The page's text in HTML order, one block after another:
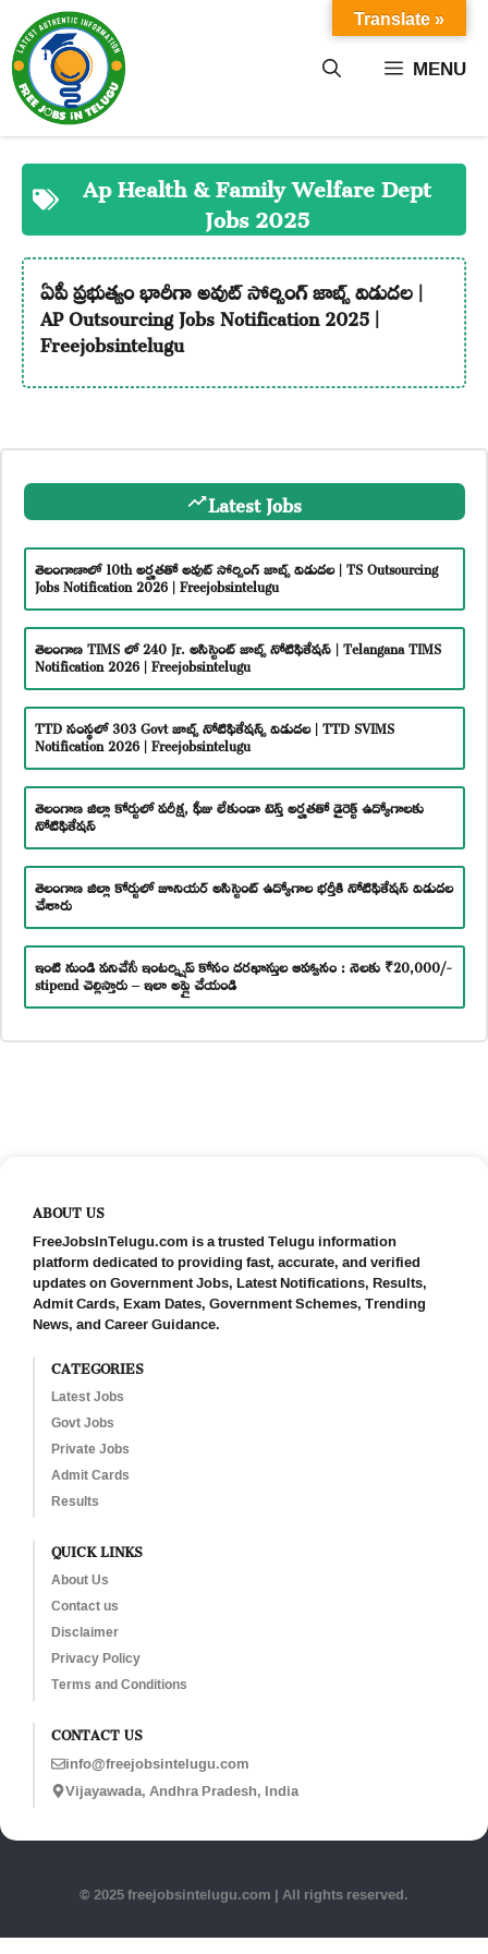
content MENU
Ap Health & Family Welfare Dept
Jobs 2025
ఏపీ ప్రభుత్వం భారీగా అవుట్ సోర్సింగ్ జాబ్స్ విడుదల |
AP Outsourcing Jobs Notification 2025 |
Freejobsintelugu
Latest Jobs
తెలంగాణాలో 10th అర్హతతో అవుట్ సోర్సింగ్ జాబ్స్ విడుదల | TS Outsourcing
Jobs Notification 2026 | Freejobsintelugu
తెలంగాణ TIMS లో 240 Jr. అసిస్టెంట్ జాబ్స్ నోటిఫికేషన్ | Telangana TIMS
Notification 2026 | Freejobsintelugu
TTD సంస్థలో 303 Govt జాబ్స్ నోటిఫికేషన్స్ విడుదల | TTD SVIMS
Notification 2026 | Freejobsintelugu
తెలంగాణ జిల్లా కోర్టులో పరీక్ష, ఫీజు లేకుండా టెన్త్ అర్హతతో డైరెక్ట్ ఉద్యోగాలకు
నోటిఫికేషన్
తెలంగాణ జిల్లా కోర్టులో జూనియర్ అసిస్టెంట్ ఉద్యోగాల భర్తీకి నోటిఫికేషన్ విడుదల
చేశారు
ఇంటి నుండి పనిచేసే ఇంటర్న్షిప్ కోసం దరఖాస్తుల ఆహ్వానం : నెలకు ₹20,000/-
stipend చెల్లిస్తారు – ఇలా అప్లై చేయండి
ABOUT US
FreeJobsInTelugu.com is a trusted Telugu information
platform dedicated to providing fast, accurate, and verified
updates on Government Jobs, Latest Notifications, Results,
Admit Cards, Exam Dates, Government Schemes, Trending
News, and Career Guidance.
CATEGORIES
Latest Jobs
Govt Jobs
Private Jobs
Admit Cards
Results
QUICK LINKS
About Us
Contact us
Disclaimer
Privacy Policy
Terms and Conditions
CONTACT US
info@freejobsintelugu.com
Vijayawada, Andhra Pradesh, India
© 2025 freejobsintelugu.com | All rights reserved.
Translate »